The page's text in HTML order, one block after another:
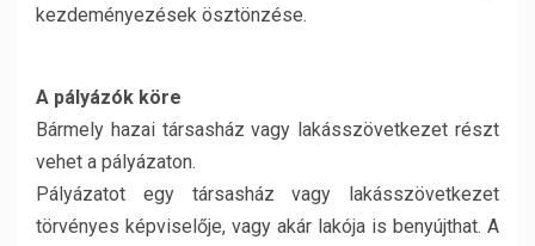
kezdeményezések ösztönzése.
A pályázók köre
Bármely hazai társasház vagy lakásszövetkezet részt
vehet a pályázaton.
Pályázatot egy társasház vagy lakásszövetkezet
törvényes képviselője, vagy akár lakója is benyújthat. A